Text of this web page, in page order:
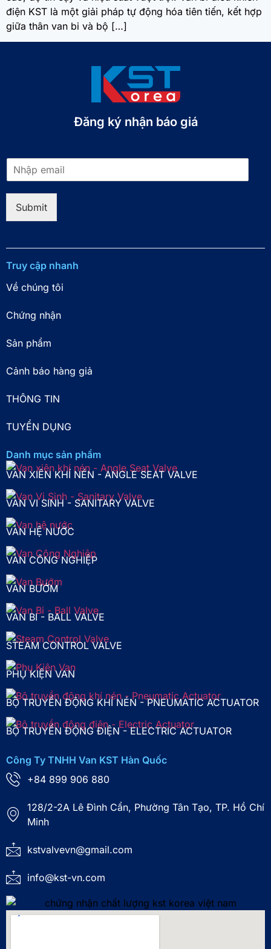
điện KST là một giải pháp tự động hóa tiên tiến, kết hợp
giữa thân van bi và bộ […]
Đăng ký nhận báo giá​
m
*
Submit
Truy cập nhanh
Về chúng tôi
Chứng nhận
Sản phẩm
Cảnh báo hàng giả
THÔNG TIN
TUYỂN DỤNG
Danh mục sản phẩm
VAN XIÊN KHÍ NÉN - ANGLE SEAT VALVE
VAN VI SINH - SANITARY VALVE
VAN HỆ NƯỚC
VAN CÔNG NGHIỆP
VAN BƯỚM
VAN BI - BALL VALVE
STEAM CONTROL VALVE
PHỤ KIỆN VAN
BỘ TRUYỀN ĐỘNG KHÍ NÉN - PNEUMATIC ACTUATOR
BỘ TRUYỀN ĐỘNG ĐIỆN - ELECTRIC ACTUATOR
Công Ty TNHH Van KST Hàn Quốc
+84 899 906 880
128/2-2A Lê Đình Cẩn, Phường Tân Tạo, TP. Hồ Chí
Minh
kstvalvevn@gmail.com
info@kst-vn.com